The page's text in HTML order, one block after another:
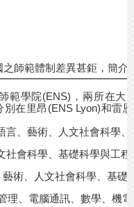
師範體制差異甚鉅，簡介
範學院(ENS)，兩所在大
別在里昂(ENS Lyon)和雷
言、藝術、人文社會科學
社會科學、基礎科學與工程
術、人文社會科學、基礎
理、電腦通訊、數學、機